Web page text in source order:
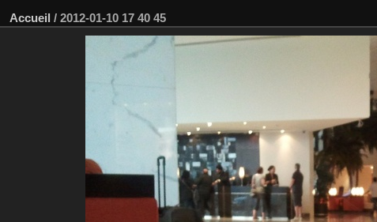
Accueil / 2012-01-10 17 40 45